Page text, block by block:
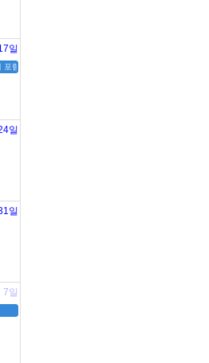
일
럼(미확정)
일
일
7일